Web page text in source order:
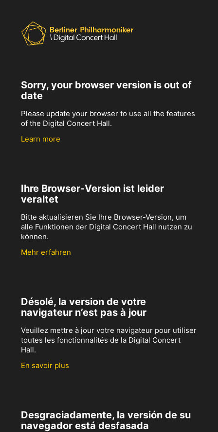
Sorry, your browser version is out of
date
Please update your browser to use all the features
of the Digital Concert Hall.
Learn more
Ihre Browser-Version ist leider
veraltet
Bitte aktualisieren Sie Ihre Browser-Version, um
alle Funktionen der Digital Concert Hall nutzen zu
können.
Mehr erfahren
Désolé, la version de votre
navigateur n’est pas à jour
Veuillez mettre à jour votre navigateur pour utiliser
toutes les fonctionnalités de la Digital Concert
Hall.
En savoir plus
Desgraciadamente, la versión de su
navegador está desfasada